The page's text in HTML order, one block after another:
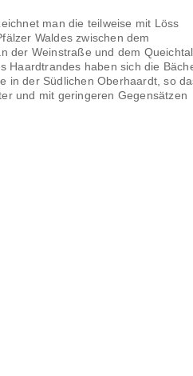
man die teilweise mit Löss
Waldes zwischen dem
der Weinstraße und dem Queichtal
Haardtrandes haben sich die
in der Südlichen Oberhaardt, so
und mit geringeren Gegensätzen